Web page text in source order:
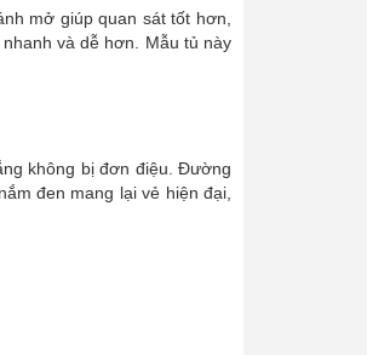
mở giúp quan sát tốt hơn,
và dễ hơn. Mẫu tủ này
không bị đơn điệu. Đường
đen mang lại vẻ hiện đại,